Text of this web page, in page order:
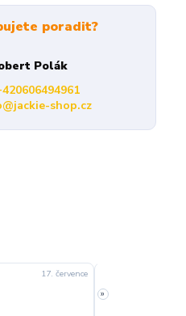
poradit?
Polák
shop.cz
17. července
slušná rychlost
»